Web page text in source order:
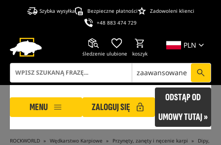
Szybka wysyłka Bezpieczne płatności
Zadowoleni klienci
+48 883 474 729
PLN
śledzenie ulubione koszyk
zaawansowane
MENU ZALOGUJ SIĘ
ODSTĄP OD
UMOWY TUTAJ »
ROCKWORLD Wędkarstwo Karpiowe Przynęty, zanęty i nęcenie karpi Dipy,